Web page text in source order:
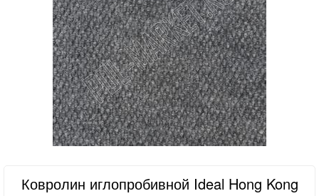
Ковролин иглопробивной Ideal Hong Kong